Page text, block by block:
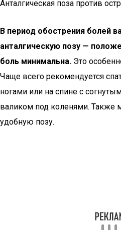
Анталгическая поза против
В период обострения болей
анталгическую позу —
боль минимальна. Это
Чаще всего рекомендуется
ногами или на спине с
валиком под коленями. Также
удобную позу.